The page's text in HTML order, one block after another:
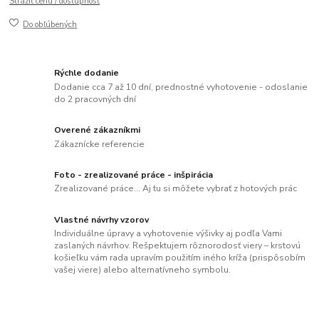
Do obľúbených
Rýchle dodanie
Dodanie cca 7 až 10 dní, prednostné vyhotovenie - odoslanie
do 2 pracovných dní
Overené zákazníkmi
Zákaznícke referencie
Foto - zrealizované práce - inšpirácia
Zrealizované práce... Aj tu si môžete vybrať z hotových prác
Vlastné návrhy vzorov
Individuálne úpravy a vyhotovenie výšivky aj podľa Vami
zaslaných návrhov. Rešpektujem rôznorodosť viery – krstovú
košieľku vám rada upravím použitím iného kríža (prispôsobím
vašej viere) alebo alternatívneho symbolu.